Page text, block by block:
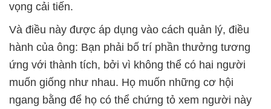
vọng cải tiến.
Và điều này được áp dụng vào cách quản lý, điều
hành của ông: Bạn phải bố trí phần thưởng tương
ứng với thành tích, bởi vì không thể có hai người
muốn giống như nhau. Họ muốn những cơ hội
ngang bằng để họ có thể chứng tỏ xem người này